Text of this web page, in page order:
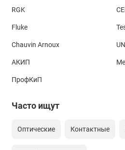
RGK
Fluke
Chauvin Arnoux
АКИП
ПрофКиП
Часто ищут
Оптические Контактные